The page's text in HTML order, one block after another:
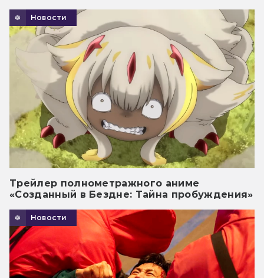
Новости
Трейлер полнометражного аниме
«Созданный в Бездне: Тайна пробуждения»
Новости